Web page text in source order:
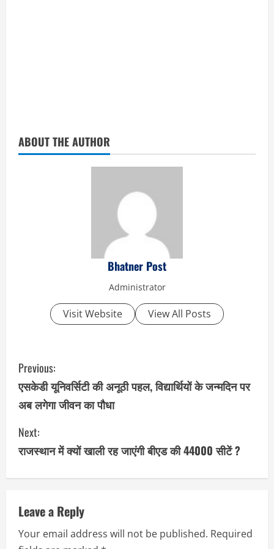
ABOUT THE AUTHOR
Bhatner Post
Administrator
Visit Website View All Posts
C
o
n
t
i
u
e
Previous:
एसकेडी यूनिवर्सिटी की अनूठी पहल, विद्यार्थियों के जन्मदिन पर
अब लगेगा जीवन का पौधा
Next:
राजस्थान में क्यों खाली रह जाएंगी बीएड की 44000 सीटें ?
Leave a Reply
Your email address will not be published. Required